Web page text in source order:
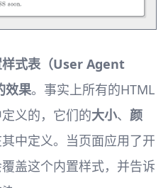
样式表（User Agent
效果。事实上所有的HTML
义的，它们的大小、 颜
中定义。当页面应用了开
盖这个内置样式，并告诉